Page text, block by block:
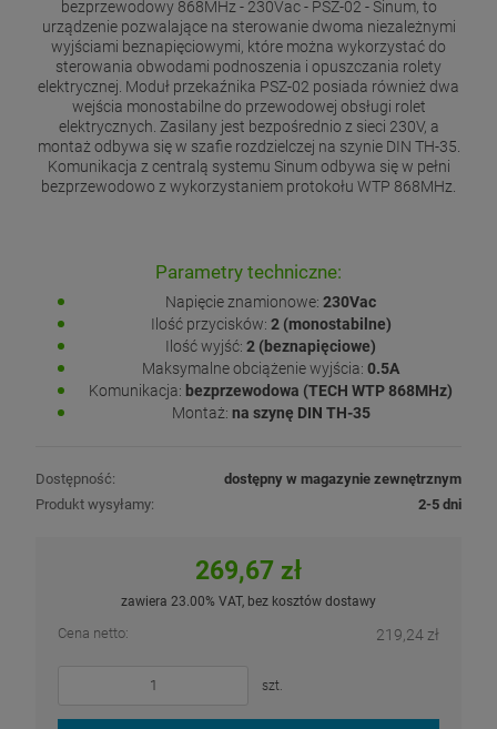
bezprzewodowy 868MHz - 230Vac - PSZ-02 - Sinum, to
urządzenie pozwalające na sterowanie dwoma niezależnymi
wyjściami beznapięciowymi, które można wykorzystać do
sterowania obwodami podnoszenia i opuszczania rolety
elektrycznej. Moduł przekaźnika PSZ-02 posiada również dwa
wejścia monostabilne do przewodowej obsługi rolet
elektrycznych. Zasilany jest bezpośrednio z sieci 230V, a
montaż odbywa się w szafie rozdzielczej na szynie DIN TH-35.
Komunikacja z centralą systemu Sinum odbywa się w pełni
bezprzewodowo z wykorzystaniem protokołu WTP 868MHz.
Parametry techniczne:
Napięcie znamionowe: 230Vac
Ilość przycisków: 2 (monostabilne)
Ilość wyjść: 2 (beznapięciowe)
Maksymalne obciążenie wyjścia: 0.5A
Komunikacja: bezprzewodowa (TECH WTP 868MHz)
Montaż: na szynę DIN TH-35
Dostępność:
dostępny w magazynie zewnętrznym
Produkt wysyłamy:
2-5 dni
269,67 zł
zawiera 23.00% VAT, bez kosztów dostawy
Cena netto: 219,24 zł
szt.